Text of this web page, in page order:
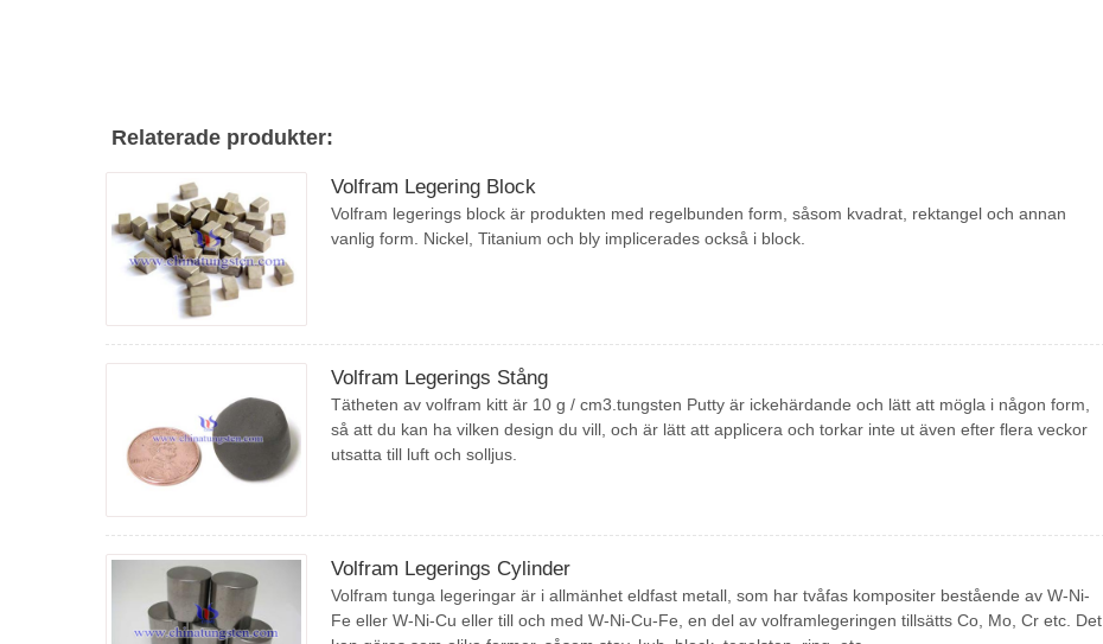
Relaterade produkter:
Volfram Legering Block
Volfram legerings block är produkten med regelbunden form, såsom kvadrat, rektangel och annan
vanlig form. Nickel, Titanium och bly implicerades också i block.
Volfram Legerings Stång
Tätheten av volfram kitt är 10 g / cm3.tungsten Putty är ickehärdande och lätt att mögla i någon form,
så att du kan ha vilken design du vill, och är lätt att applicera och torkar inte ut även efter flera veckor
utsatta till luft och solljus.
Volfram Legerings Cylinder
Volfram tunga legeringar är i allmänhet eldfast metall, som har tvåfas kompositer bestående av W-Ni-
Fe eller W-Ni-Cu eller till och med W-Ni-Cu-Fe, en del av volframlegeringen tillsätts Co, Mo, Cr etc. Det